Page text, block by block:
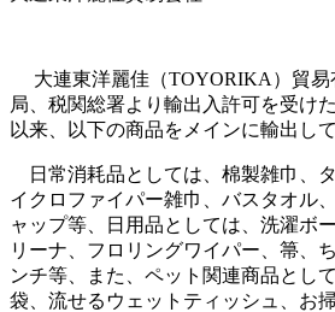
大連東洋麗佳（TOYORIKA）貿易
局、税関総署より輸出入許可を受け
以来、以下の商品をメインに輸出し
日常消耗品としては、棉製雑巾、
イクロファイパー雑巾、バスタオル
ャップ等、日用品としては、洗濯ボ
リーナ、フロリングワイパー、箒、
ンチ等、また、ペット関連商品とし
袋、流せるウェットティッシュ、お